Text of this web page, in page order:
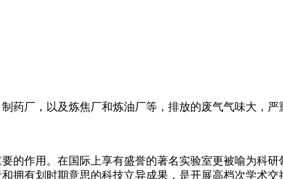
厂，以及炼焦厂和炼油厂等，排放的废气气味大，严
作用。在国际上享有盛誉的著名实验室更被喻为科研
有划时期意思的科技立异成果，是开展高档次学术交